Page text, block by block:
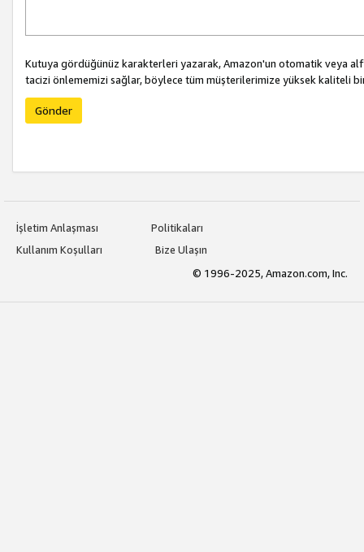
Kutuya gördüğünüz karakterleri yazarak, Amazon'un otomatik veya
tacizi önlememizi sağlar, böylece tüm müşterilerimize yüksek kaliteli
Gönder
İşletim Anlaşması
Politikaları
Kullanım Koşulları
Bize Ulaşın
© 1996-2025, Amazon.com, Inc.